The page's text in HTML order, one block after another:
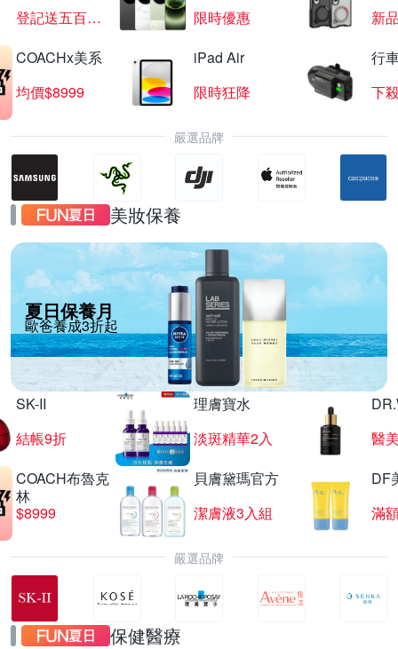
登記送五百超贈點
限時優惠
新
COACHx美系
均價$8999
iPad Air
限時狂降
行
下
嚴選品牌
美妝保養
夏日保養月
歐爸養成3折起
SK-II
結帳9折
理膚寶水
淡斑精華2入
醫
COACH布魯克
林
$8999
貝膚黛瑪官方
潔膚液3入組
DF
滿
嚴選品牌
保健醫療